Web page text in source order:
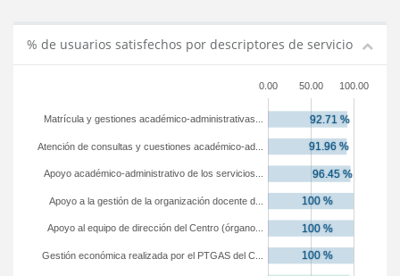
% de usuarios satisfechos por descriptores de servicio
0.00 50.00 100.00
Gestión económica realizada por el PTGAS del C...
Apoyo al equipo de dirección del Centro (órgano...
Apoyo a la gestión de la organización docente d...
Apoyo académico-administrativo de los servicios...
Atención de consultas y cuestiones académico-ad...
Matrícula y gestiones académico-administrativas...